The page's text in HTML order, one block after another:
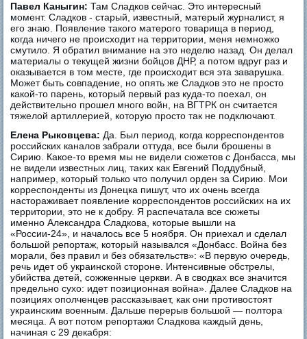
Павел Каныгин: Там Сладков сейчас. Это интересный
момент. Сладков - старый, известный, матерый журналист, я
его знаю. Появление такого матерого товарища в период,
когда ничего не происходит на территории, меня немножко
смутило. Я обратил внимание на это неделю назад. Он делал
материалы о текущей жизни бойцов ДНР, а потом вдруг раз и
оказывается в том месте, где происходит вся эта заварушка.
Может быть совпадение, но опять же Сладков это не просто
какой-то парень, который первый раз куда-то поехал, он
действительно прошел много войн, на ВГТРК он считается
тяжелой артиллерией, которую просто так не подключают.
Елена Рыковцева: Да. Был период, когда корреспондентов
российских каналов забрали оттуда, все были брошены в
Сирию. Какое-то время мы не видели сюжетов с Донбасса, мы
не видели известных лиц, таких как Евгений Поддубный,
например, который только что получил орден за Сирию. Мои
корреспонденты из Донецка пишут, что их очень всегда
настораживает появление корреспондентов российских на их
территории, это не к добру. Я распечатала все сюжеты
именно Александра Сладкова, которые вышли на
«России-24», и началось все 5 ноября. Он приехал и сделал
большой репортаж, который назывался «Донбасс. Война без
морали, без правил и без обязательств»: «В первую очередь,
речь идет об украинской стороне. Интенсивные обстрелы,
убийства детей, сожженные церкви. А в сводках все значится
предельно сухо: идет позиционная война». Далее Сладков на
позициях ополченцев рассказывает, как они противостоят
украинским военным. Дальше перерыв большой — полтора
месяца. А вот потом репортажи Сладкова каждый день,
начиная с 29 декабря: